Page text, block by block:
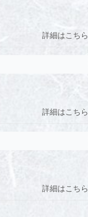
詳細はこちら
詳細はこちら
詳細はこちら